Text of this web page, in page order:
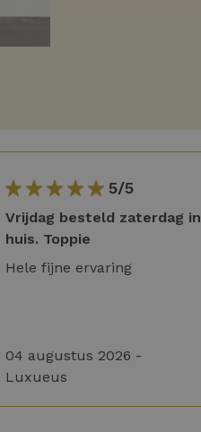
5/5
Vrijdag besteld zaterdag in
huis. Toppie
Hele fijne ervaring
04 augustus 2026 -
Luxueus